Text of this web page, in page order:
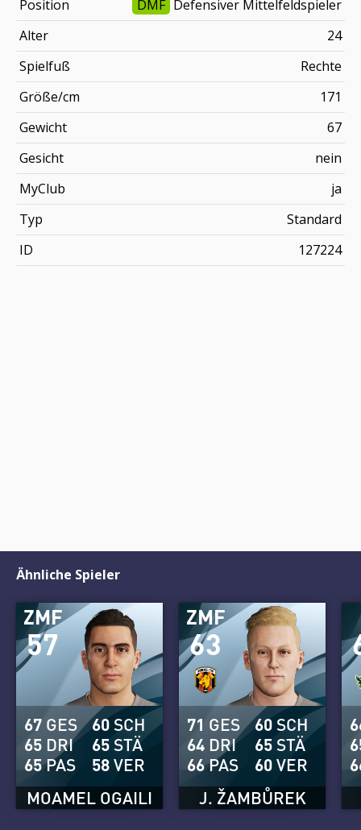
Position
DMF Defensiver Mittelfeldspieler
Alter
24
Spielfuß
Rechte
Größe/cm
171
Gewicht
67
Gesicht
nein
MyClub
ja
Typ
Standard
ID
127224
Ähnliche Spieler
57
ZMF
MOAMEL OGAILI
67 GES
65 DRI
65PAS
60 SCH
65 STÄ
58VER
63
ZMF
J. ŽAMBŮREK
71 GES
64 DRI
66PAS
60 SCH
65 STÄ
60VER